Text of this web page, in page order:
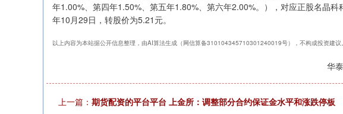
年1.00%、第四年1.50%、第五年1.80%、第六年2.00%。），对应正股名晶
年10月29日，转股价为5.21元。
以上内容为本站据公开信息整理，由AI算法生成（网信算备310104345710301240019号），不构成投资建议。
华
上一篇： 期货配资的平台平台 上金所：调整部分合约保证金水平和涨跌停板